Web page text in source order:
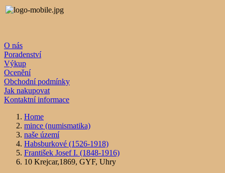
O nás
Poradenství
Výkup
Ocenění
Obchodní podmínky
Jak nakupovat
Kontaktní informace
Home
mince (numismatika)
naše území
Habsburkové (1526-1918)
František Josef I. (1848-1916)
10 Krejcar,1869, GYF, Uhry